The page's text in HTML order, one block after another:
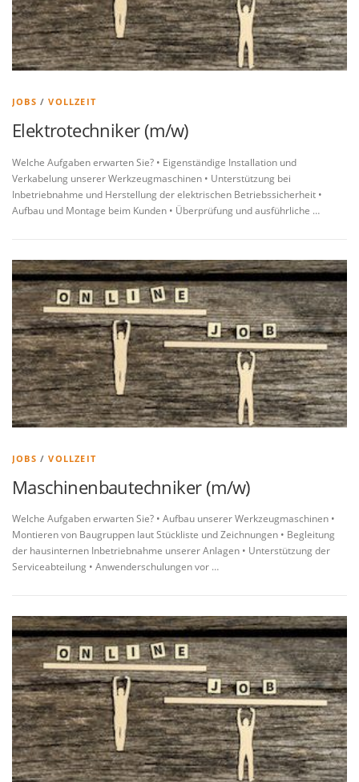
JOBS /VOLLZEIT
Elektrotechniker (m/w)
Welche Aufgaben erwarten Sie? • Eigenständige Installation und
Verkabelung unserer Werkzeugmaschinen • Unterstützung bei
Inbetriebnahme und Herstellung der elektrischen Betriebssicherheit •
Aufbau und Montage beim Kunden • Überprüfung und ausführliche …
JOBS /VOLLZEIT
Maschinenbautechniker (m/w)
Welche Aufgaben erwarten Sie? • Aufbau unserer Werkzeugmaschinen •
Montieren von Baugruppen laut Stückliste und Zeichnungen • Begleitung
der hausinternen Inbetriebnahme unserer Anlagen • Unterstützung der
Serviceabteilung • Anwenderschulungen vor …